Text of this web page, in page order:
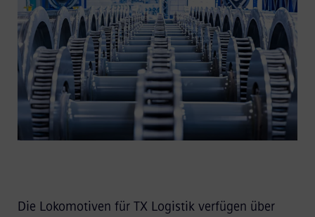
Die Lokomotiven für TX Logistik verfügen über